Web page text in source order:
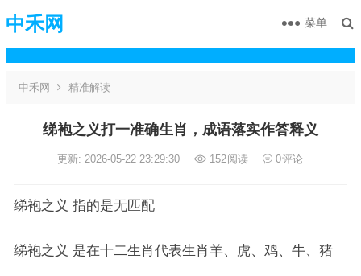
中禾网 菜单
中禾网 精准解读
绨袍之义打一准确生肖，成语落实作答释义
更新: 2026-05-22 23:29:30 152阅读 0评论
绨袍之义 指的是无匹配
绨袍之义 是在十二生肖代表生肖羊、虎、鸡、牛、猪